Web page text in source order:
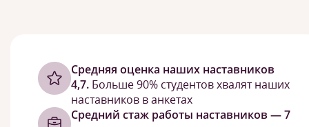
Cредняя оценка наших наставников
4,7. Больше 90% студентов хвалят наших
наставников в анкетах
Средний стаж работы наставников — 7